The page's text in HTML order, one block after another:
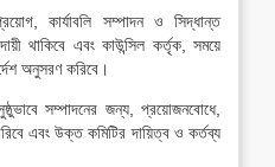
কার্যাবলি সম্পাদন ও সিদ্ধান্ত
থাকিবে এবং কাউন্সিল কর্তৃক, সময়ে
অনুসরণ করিবে।
সম্পাদনের জন্য, প্রয়োজনবোধে,
এবং উক্ত কমিটির দায়িত্ব ও কর্তব্য